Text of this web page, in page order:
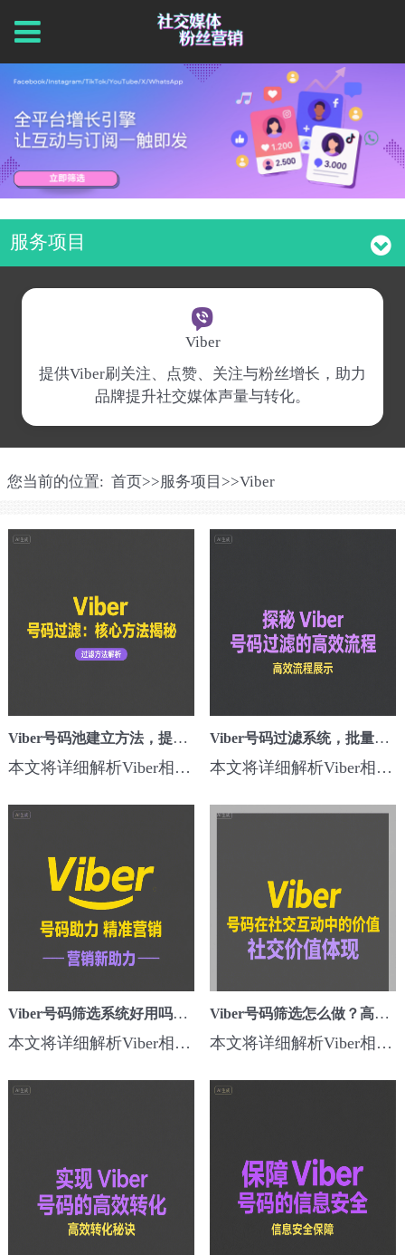
服务项目
Viber
提供Viber刷关注、点赞、关注与粉丝增长，助力
品牌提升社交媒体声量与转化。
您当前的位置:首页>>服务项目>>Viber
Viber号码池建立方法，提升跨境营销触达率引流效果
本文将详细解析Viber相关的号码池建立方法，提升跨境营销触达率引流效果核心方法、步骤和实用技巧，助力跨境营销者快速提升海外引流效果。一、为什么要关注这个技巧？在Viber海外营销中，Viber号码池建立方法，提升跨境营销触达率引流效果可以有效解决触达率低、用户质量差、广告浪费严重的问题，构建高活跃、高价值客户资源...
Viber号码过滤系统，批量检测筛选活跃用户方法
本文将详细解析Viber相关的号码过滤系统，批量检测筛选活跃用户方法核心方法、步骤和实用技巧，助力跨境营销者快速提升海外引流效果。一、为什么要关注这个技巧？在Viber海外营销中，Viber号码过滤系统，批量检测筛选活跃用户方法可以有效解决触达率低、用户质量差、广告浪费严重的问题，构建高活跃、高价值客户资源池，为后...
Viber号码筛选系统好用吗？实测提升引流精准度
本文将详细解析Viber相关的号码筛选系统好用吗？实测提升引流精准度核心方法、步骤和实用技巧，助力跨境营销者快速提升海外引流效果。一、为什么要关注这个技巧？在Viber海外营销中，Viber号码筛选系统好用吗？实测提升引流精准度可以有效解决触达率低、用户质量差、广告浪费严重的问题，构建高活跃、高价值客户资源池，为后...
Viber号码筛选怎么做？高效获取精准客户资源技巧
本文将详细解析Viber相关的号码筛选怎么做？高效获取精准客户资源技巧核心方法、步骤和实用技巧，助力跨境营销者快速提升海外引流效果。一、为什么要关注这个技巧？在Viber海外营销中，Viber号码筛选怎么做？高效获取精准客户资源技巧可以有效解决触达率低、用户质量差、广告浪费严重的问题，构建高活跃、高价值客户资源池，...